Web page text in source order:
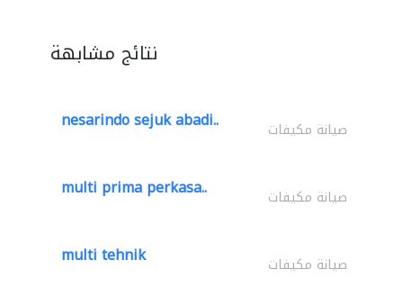
نتائج مشابهة
nesarindo sejuk abadi.. صيانة مكيفات
multi prima perkasa.. صيانة مكيفات
multi tehnik صيانة مكيفات